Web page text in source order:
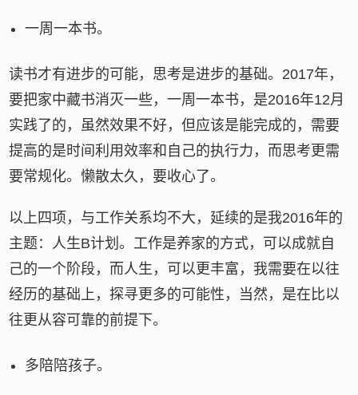
一周一本书。
读书才有进步的可能，思考是进步的基础。2017年，
要把家中藏书消灭一些，一周一本书，是2016年12月
实践了的，虽然效果不好，但应该是能完成的，需要
提高的是时间利用效率和自己的执行力，而思考更需
要常规化。懒散太久，要收心了。
以上四项，与工作关系均不大，延续的是我2016年的
主题：人生B计划。工作是养家的方式，可以成就自
己的一个阶段，而人生，可以更丰富，我需要在以往
经历的基础上，探寻更多的可能性，当然，是在比以
往更从容可靠的前提下。
多陪陪孩子。